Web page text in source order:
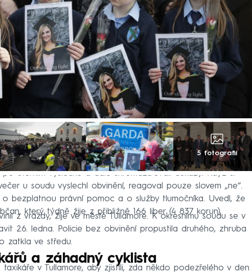
5 fotografií
po úterním výslechu a dále shromažďovali důkazy. Když si
u soudu vyslechl obvinění, reagoval pouze slovem „ne“.
bezplatnou právní pomoc a o služby tlumočníka. Uvedl, že
který týdně žije z přibližně 166 liber (4 837 korun).
z vraždy, žije ve městě Tullamore. K okresnímu soudu se v
26. ledna. Policie bez obvinění propustila druhého, zhruba
zatkla ve středu.
a záhadný cyklista
taxikáře v Tullamore, aby zjistili, zda někdo podezřelého v den